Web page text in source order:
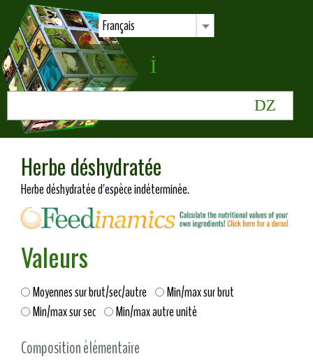
Français
Herbe déshydratée
Herbe déshydratée d'espèce indéterminée.
Valeurs
Moyennes sur brut/sec/autre
Min/max sur brut
Min/max sur sec
Min/max autre unité
Composition élémentaire